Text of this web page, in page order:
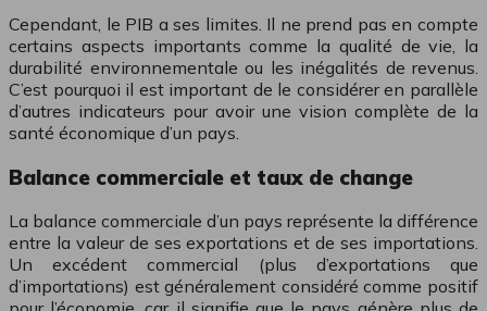
Cependant, le PIB a ses limites. Il ne prend pas en compte
certains aspects importants comme la qualité de vie, la
durabilité environnementale ou les inégalités de revenus.
C’est pourquoi il est important de le considérer en parallèle
d’autres indicateurs pour avoir une vision complète de la
santé économique d’un pays.
Balance commerciale et taux de change
La balance commerciale d’un pays représente la différence
entre la valeur de ses exportations et de ses importations.
Un excédent commercial (plus d’exportations que
d’importations) est généralement considéré comme positif